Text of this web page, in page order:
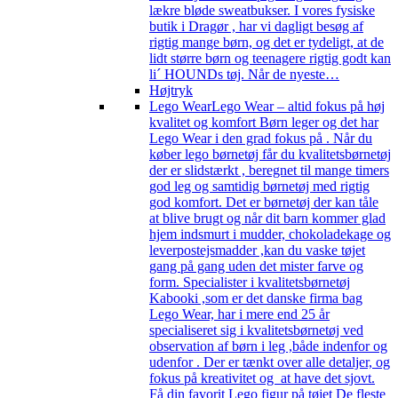
lækre bløde sweatbukser. I vores fysiske
butik i Dragør , har vi dagligt besøg af
rigtig mange børn, og det er tydeligt, at de
lidt større børn og teenagere rigtig godt kan
li´ HOUNDs tøj. Når de nyeste…
Højtryk
Lego WearLego Wear – altid fokus på høj
kvalitet og komfort Børn leger og det har
Lego Wear i den grad fokus på . Når du
køber lego børnetøj får du kvalitetsbørnetøj
der er slidstærkt , beregnet til mange timers
god leg og samtidig børnetøj med rigtig
god komfort. Det er børnetøj der kan tåle
at blive brugt og når dit barn kommer glad
hjem indsmurt i mudder, chokoladekage og
leverpostejsmadder ,kan du vaske tøjet
gang på gang uden det mister farve og
form. Specialister i kvalitetsbørnetøj
Kabooki ,som er det danske firma bag
Lego Wear, har i mere end 25 år
specialiseret sig i kvalitetsbørnetøj ved
observation af børn i leg ,både indenfor og
udenfor . Der er tænkt over alle detaljer, og
fokus på kreativitet og at have det sjovt.
Få din favorit Lego figur på tøjet De fleste